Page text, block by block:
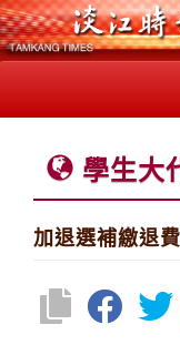
學生大
加退選補繳退